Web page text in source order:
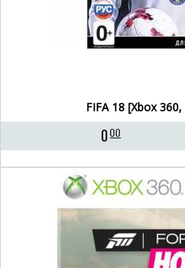
FIFA 18 [Xbox
000